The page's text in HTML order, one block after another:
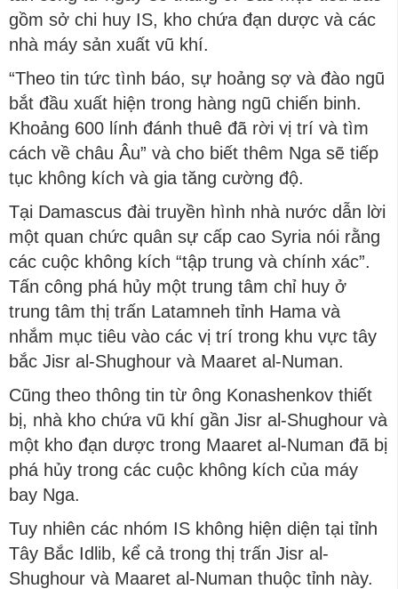
gồm sở chi huy IS, kho chứa đạn dược và các
nhà máy sản xuất vũ khí.
“Theo tin tức tình báo, sự hoảng sợ và đào ngũ
bắt đầu xuất hiện trong hàng ngũ chiến binh.
Khoảng 600 lính đánh thuê đã rời vị trí và tìm
cách về châu Âu” và cho biết thêm Nga sẽ tiếp
tục không kích và gia tăng cường độ.
Tại Damascus đài truyền hình nhà nước dẫn lời
một quan chức quân sự cấp cao Syria nói rằng
các cuộc không kích “tập trung và chính xác”.
Tấn công phá hủy một trung tâm chỉ huy ở
trung tâm thị trấn Latamneh tỉnh Hama và
nhắm mục tiêu vào các vị trí trong khu vực tây
bắc Jisr al-Shughour và Maaret al-Numan.
Cũng theo thông tin từ ông Konashenkov thiết
bị, nhà kho chứa vũ khí gần Jisr al-Shughour và
một kho đạn dược trong Maaret al-Numan đã bị
phá hủy trong các cuộc không kích của máy
bay Nga.
Tuy nhiên các nhóm IS không hiện diện tại tỉnh
Tây Bắc Idlib, kể cả trong thị trấn Jisr al-
Shughour và Maaret al-Numan thuộc tỉnh này.